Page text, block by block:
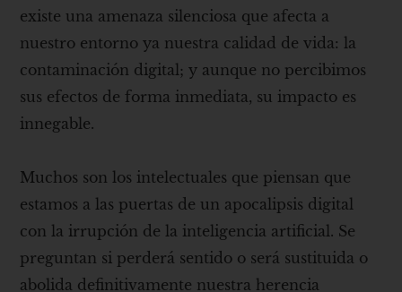
existe una amenaza silenciosa que afecta a
nuestro entorno ya nuestra calidad de vida: la
contaminación digital; y aunque no percibimos
sus efectos de forma inmediata, su impacto es
innegable.
Muchos son los intelectuales que piensan que
estamos a las puertas de un apocalipsis digital
con la irrupción de la inteligencia artificial. Se
preguntan si perderá sentido o será sustituida o
abolida definitivamente nuestra herencia